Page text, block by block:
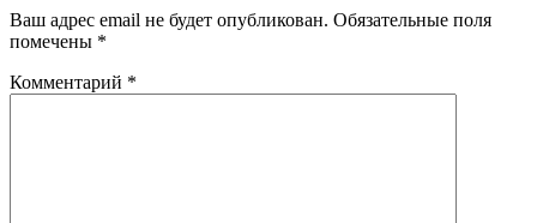
Ваш адрес email не будет опубликован. Обязательные поля
помечены *
Комментарий *